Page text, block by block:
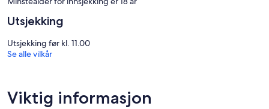
Utsjekking
Utsjekking før kl. 11.00
Se alle vilkår
Viktig informasjon